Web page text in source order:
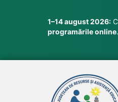
1–14 august 2026:
programările online.